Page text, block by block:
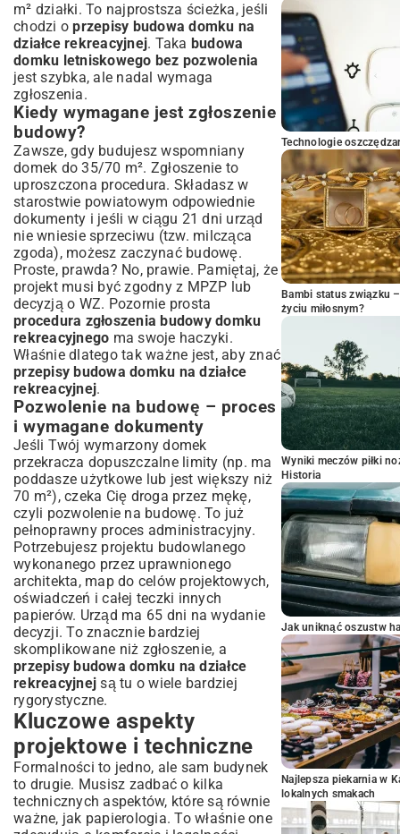
m² działki. To najprostsza ścieżka, jeśli
chodzi oprzepisy budowa domku na
działce rekreacyjnej. Taka budowa
domku letniskowego bez pozwolenia
jest szybka, ale nadal wymaga
zgłoszenia.
Kiedy wymagane jest zgłoszenie
budowy?
Zawsze, gdy budujesz wspomniany
domek do 35/70 m². Zgłoszenie to
uproszczona procedura. Składasz w
starostwie powiatowym odpowiednie
dokumenty i jeśli w ciągu 21 dni urząd
nie wniesie sprzeciwu (tzw. milcząca
zgoda), możesz zaczynać budowę.
Proste, prawda? No, prawie. Pamiętaj, że
projekt musi być zgodny z MPZP lub
decyzją o WZ. Pozornie prosta
procedura zgłoszenia budowy domku
rekreacyjnego ma swoje haczyki.
Właśnie dlatego tak ważne jest, aby znać
przepisy budowa domku na działce
rekreacyjnej.
Pozwolenie na budowę – proces
i wymagane dokumenty
Jeśli Twój wymarzony domek
przekracza dopuszczalne limity (np. ma
poddasze użytkowe lub jest większy niż
70 m²), czeka Cię droga przez mękę,
czyli pozwolenie na budowę. To już
pełnoprawny proces administracyjny.
Potrzebujesz projektu budowlanego
wykonanego przez uprawnionego
architekta, map do celów projektowych,
oświadczeń i całej teczki innych
papierów. Urząd ma 65 dni na wydanie
decyzji. To znacznie bardziej
skomplikowane niż zgłoszenie, a
przepisy budowa domku na działce
rekreacyjnej są tu o wiele bardziej
rygorystyczne.
Kluczowe aspekty
projektowe i techniczne
Formalności to jedno, ale sam budynek
to drugie. Musisz zadbać o kilka
technicznych aspektów, które są równie
ważne, jak papierologia. To właśnie one
Technologie
Bambi status związku
życiu miłosnym?
Wyniki meczów piłki
Historia
Jak uniknąć oszustw
Najlepsza piekarnia w
lokalnych smakach